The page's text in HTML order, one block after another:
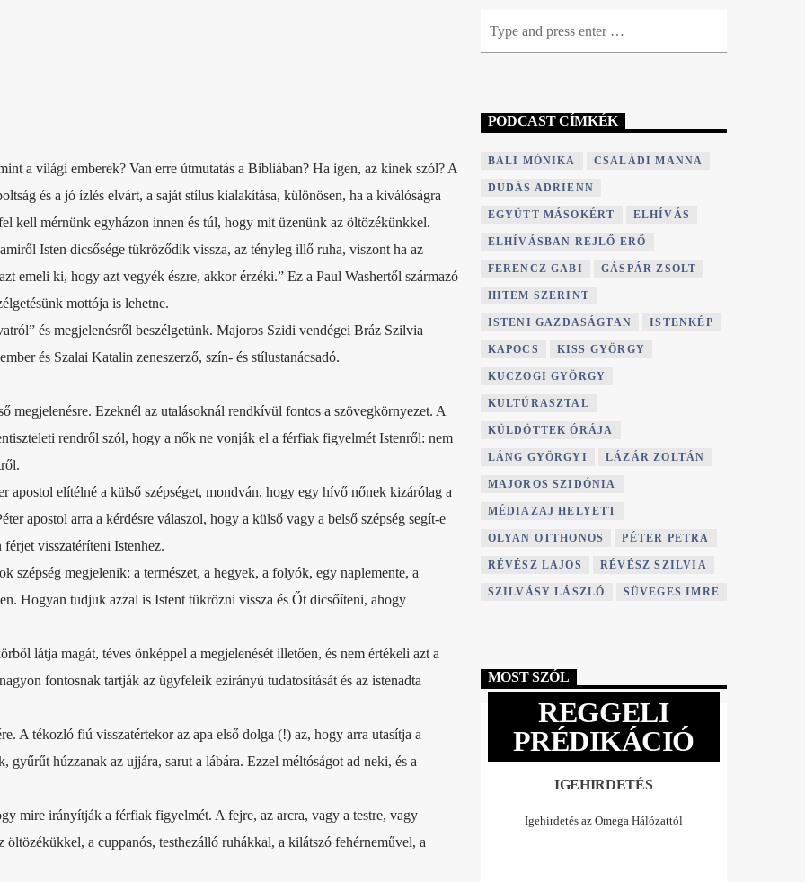
a világi emberek? Van erre útmutatás a Bibliában? Ha igen, az kinek szól? A
és a jó ízlés elvárt, a saját stílus kialakítása, különösen, ha a kiválóságra
kell mérnünk egyházon innen és túl, hogy mit üzenünk az öltözékünkkel.
Isten dicsősége tükröződik vissza, az tényleg illő ruha, viszont ha az
emeli ki, hogy azt vegyék észre, akkor érzéki.” Ez a Paul Washertől származó
mottója is lehetne.
és megjelenésről beszélgetünk. Majoros Szidi vendégei Bráz Szilvia
és Szalai Katalin zeneszerző, szín- és stílustanácsadó.
megjelenésre. Ezeknél az utalásoknál rendkívül fontos a szövegkörnyezet. A
rendről szól, hogy a nők ne vonják el a férfiak figyelmét Istenről: nem
apostol elítélné a külső szépséget, mondván, hogy egy hívő nőnek kizárólag a
apostol arra a kérdésre válaszol, hogy a külső vagy a belső szépség segít-e
visszatéríteni Istenhez.
szépség megjelenik: a természet, a hegyek, a folyók, egy naplemente, a
Hogyan tudjuk azzal is Istent tükrözni vissza és Őt dicsőíteni, ahogy
látja magát, téves önképpel a megjelenését illetően, és nem értékeli azt a
fontosnak tartják az ügyfeleik ezirányú tudatosítását és az istenadta
A tékozló fiú visszatértekor az apa első dolga (!) az, hogy arra utasítja a
gyűrűt húzzanak az ujjára, sarut a lábára. Ezzel méltóságot ad neki, és a
mire irányítják a férfiak figyelmét. A fejre, az arcra, vagy a testre, vagy
öltözékükkel, a cuppanós, testhezálló ruhákkal, a kilátszó fehérneművel, a
PODCAST CÍMKÉK
BALI MÓNIKA CSALÁDI MANNA
DUDÁS ADRIENN
EGYÜTT MÁSOKÉRT ELHÍVÁS
ELHÍVÁSBAN REJLŐ ERŐ
FERENCZ GABI GÁSPÁR ZSOLT
HITEM SZERINT
ISTENI GAZDASÁGTAN ISTENKÉP
KAPOCS KISS GYÖRGY
KUCZOGI GYÖRGY
KULTÚRASZTAL
KÜLDÖTTEK ÓRÁJA
LÁNG GYÖRGYI LÁZÁR ZOLTÁN
MAJOROS SZIDÓNIA
MÉDIAZAJ HELYETT
OLYAN OTTHONOS PÉTER PETRA
RÉVÉSZ LAJOS RÉVÉSZ SZILVIA
SZILVÁSY LÁSZLÓ SÜVEGES IMRE
MOST SZÓL
REGGELI
PRÉDIKÁCIÓ
IGEHIRDETÉS
Igehirdetés az Omega Hálózattól